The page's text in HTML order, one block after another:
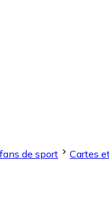
de sport Cartes